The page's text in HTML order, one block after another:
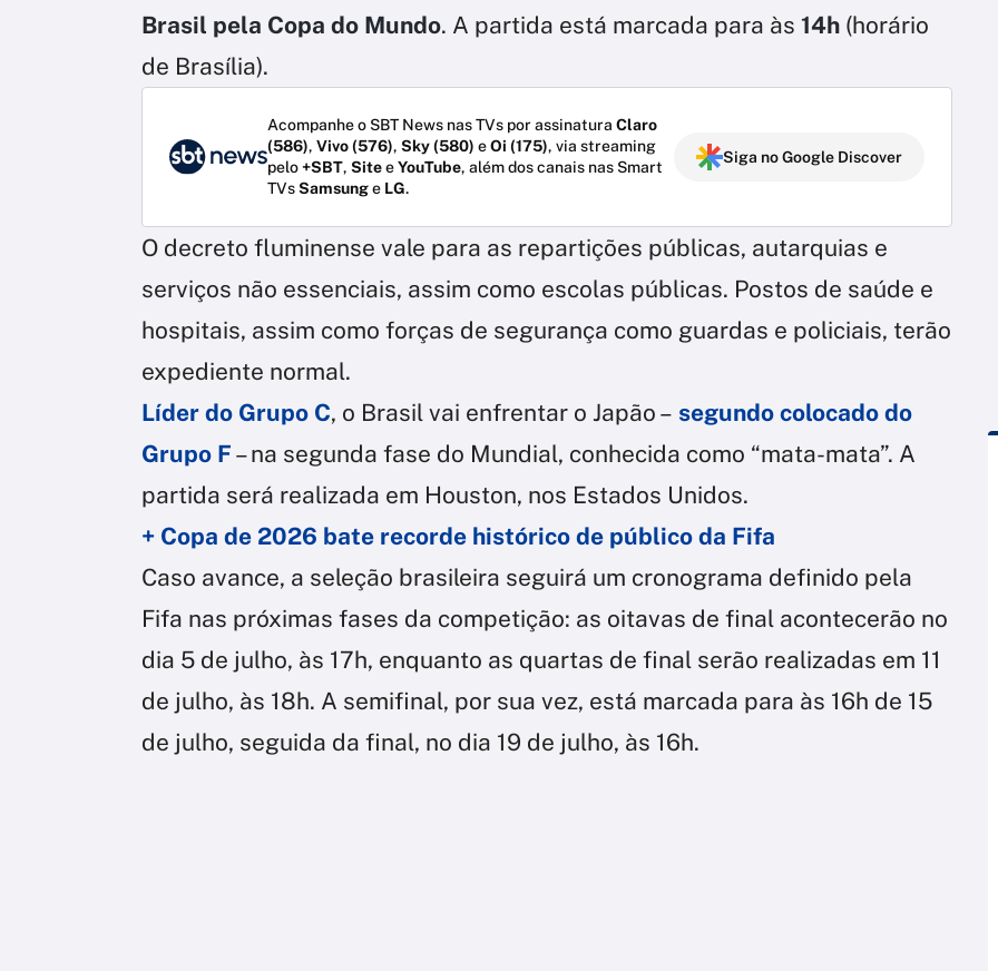
Brasil pela Copa do Mundo. A partida está marcada para às 14h (horário
de Brasília).
Acompanhe o SBT News nas TVs por assinatura Claro
(586), Vivo (576), Sky (580) eOi (175), via streaming
pelo+SBT, SiteeYouTube, além dos canais nas Smart
TVsSamsunge LG.
Siga no Google Discover
O decreto fluminense vale para as repartições públicas, autarquias e
serviços não essenciais, assim como escolas públicas. Postos de saúde e
hospitais, assim como forças de segurança como guardas e policiais, terão
expediente normal.
Líder do Grupo C, o Brasil vai enfrentar o Japão – segundo colocado do
Grupo F – na segunda fase do Mundial, conhecida como “mata-mata”. A
partida será realizada em Houston, nos Estados Unidos.
+ Copa de 2026 bate recorde histórico de público da Fifa
Caso avance, a seleção brasileira seguirá um cronograma definido pela
Fifa nas próximas fases da competição: as oitavas de final acontecerão no
dia 5 de julho, às 17h, enquanto as quartas de final serão realizadas em 11
de julho, às 18h. A semifinal, por sua vez, está marcada para às 16h de 15
de julho, seguida da final, no dia 19 de julho, às 16h.